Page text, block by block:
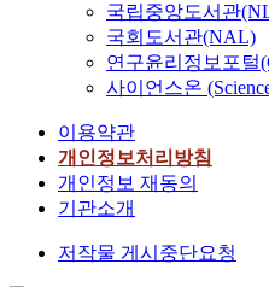
국립중앙도서관
국회도서관(NAL)
연구윤리정보포털
사이언스온
이용약관
개인정보처리방침
개인정보 재동의
기관소개
저작물 게시중단요청